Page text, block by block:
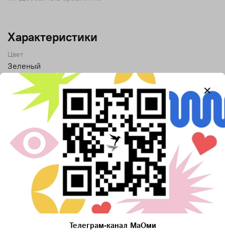
Характеристики
Цвет
Зеленый
Коллекция
Древний Египет
Описание
Вдохновение: Эллинистический период (IV–I вв. до н.э.)
Александрия эпохи Птолемеев – город, где египетские
жрецы соседствовали с греческими философами, а
царицы носили драгоценности с сакральным смыслом.
Основной акцент – крупный зелёный
серпентинит,символизирующий плодородие Нила.
низу – три жемчужины, словно утренняя роса на
Телеграм-канал МаОми